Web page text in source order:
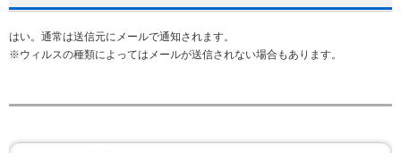
はい。通常は送信元にメールで通知されます。
※ウィルスの種類によってはメールが送信されない場合もあります。